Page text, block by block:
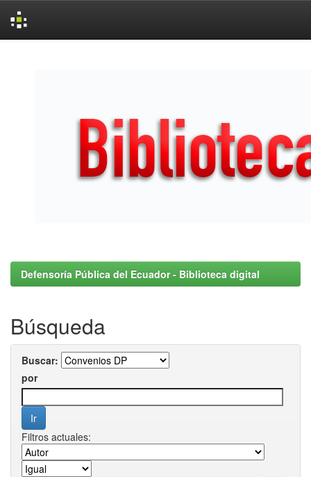
Defensoría Pública del Ecuador - Biblioteca digital
Búsqueda
Buscar:
por
Filtros actuales: